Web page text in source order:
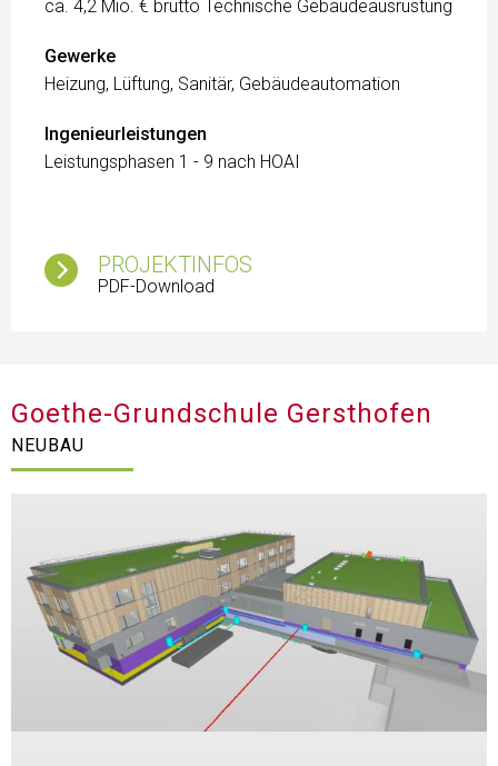
ca. 4,2 Mio. € brutto Technische Gebäudeausrüstung
Gewerke
Heizung, Lüftung, Sanitär, Gebäudeautomation
Ingenieurleistungen
Leistungsphasen 1 - 9 nach HOAI
PROJEKTINFOS
PDF-Download
Goethe-Grundschule Gersthofen
NEUBAU